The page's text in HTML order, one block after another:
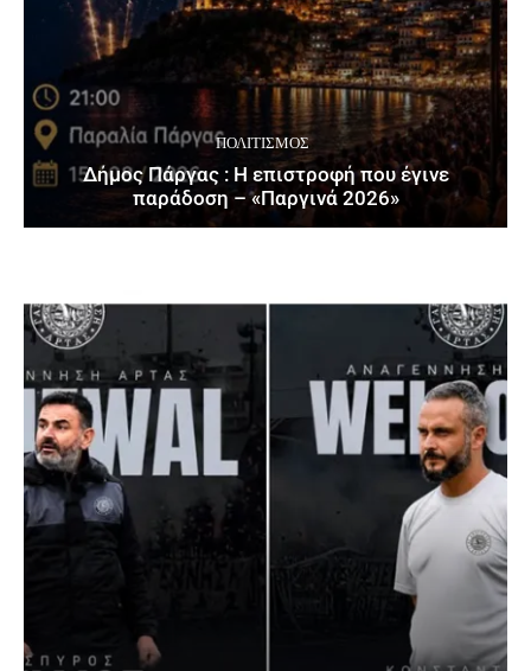
ΠΟΛΙΤΙΣΜΌΣ
Δήμος Πάργας : Η επιστροφή που έγινε
παράδοση – «Παργινά 2026»